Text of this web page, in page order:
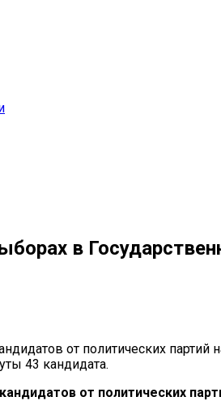
в
от политических
43 кандидата.
от политических